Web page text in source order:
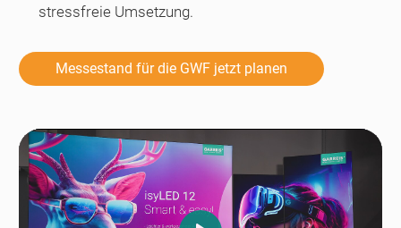
stressfreie Umsetzung.
Messestand für die GWF jetzt planen